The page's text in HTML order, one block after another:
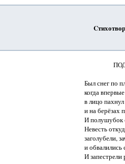
Был снег по
когда
в лицо
и на берёзах
И полушубок
Невесть
заголубели,
и
И